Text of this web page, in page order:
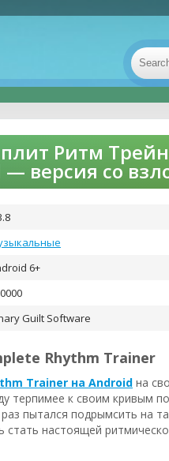
Ритм
— версия со
6+
Guilt Software
Rhythm Trainer
Trainer на Android на
к своим кривым
пытался подрымсить на
настоящей